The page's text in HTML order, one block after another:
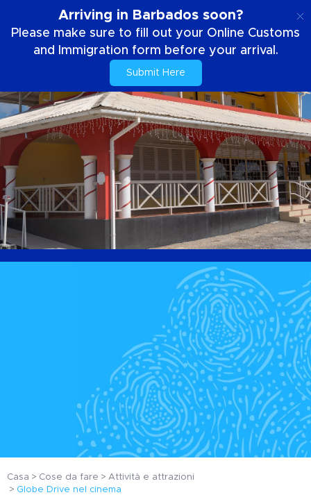
Arriving in Barbados soon?
Please make sure to fill out your Online Customs
and Immigration form before your arrival.
Submit Here
Casa Cose da fare
Attività e attrazioni
Globe Drive nel cinema